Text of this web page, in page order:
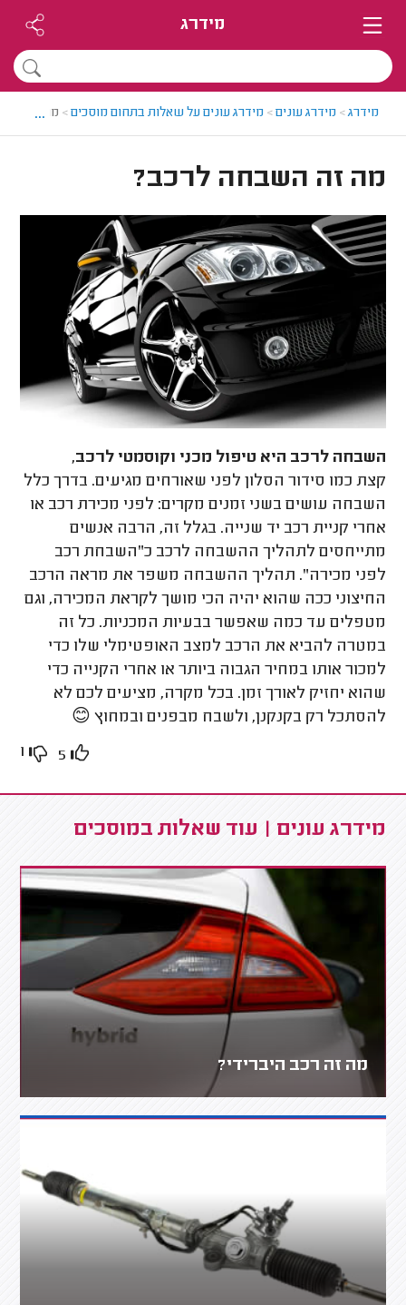
מידרג
מידרג> מידרג עונים> מידרג עונים על שאלות בתחום מוסכים> מה זה
...
מה זה השבחה לרכב?
השבחה לרכב היא טיפול מכני וקוסמטי לרכב,
קצת כמו סידור הסלון לפני שאורחים מגיעים. בדרך כלל
השבחה עושים בשני זמנים מקרים: לפני מכירת רכב או
אחרי קניית רכב יד שנייה. בגלל זה, הרבה אנשים
מתייחסים לתהליך ההשבחה לרכב כ"השבחת רכב
לפני מכירה". תהליך ההשבחה משפר את מראה הרכב
החיצוני ככה שהוא יהיה הכי מושך לקראת המכירה, וגם
מטפלים עד כמה שאפשר בבעיות המכניות. כל זה
במטרה להביא את הרכב למצב האופטימלי שלו כדי
למכור אותו במחיר הגבוה ביותר או אחרי הקנייה כדי
שהוא יחזיק לאורך זמן. בכל מקרה, מציעים לכם לא
להסתכל רק בקנקנן, ולשבח מבפנים ובמחוץ 😊
5
1
מידרג עונים | עוד שאלות במוסכים
מה זה רכב היברידי?